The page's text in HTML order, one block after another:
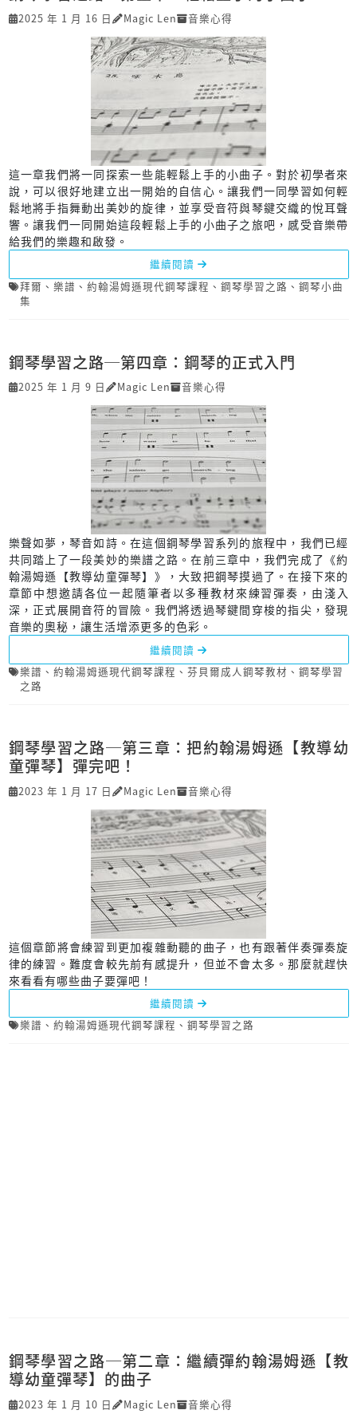
2025 年 1 月 16 日 Magic Len 音樂心得
這一章我們將一同探索一些能輕鬆上手的小曲子。對於初學者來
說，可以很好地建立出一開始的自信心。讓我們一同學習如何輕
鬆地將手指舞動出美妙的旋律，並享受音符與琴鍵交織的悅耳聲
響。讓我們一同開始這段輕鬆上手的小曲子之旅吧，感受音樂帶
給我們的樂趣和啟發。
繼續閱讀
拜爾 、 樂譜 、 約翰湯姆遜現代鋼琴課程 、 鋼琴學習之路 、 鋼琴小曲
集
鋼琴學習之路─第四章：鋼琴的正式入門
2025 年 1 月 9 日 Magic Len 音樂心得
樂聲如夢，琴音如詩。在這個鋼琴學習系列的旅程中，我們已經
共同踏上了一段美妙的樂譜之路。在前三章中，我們完成了《約
翰湯姆遜【教導幼童彈琴】》，大致把鋼琴摸過了。在接下來的
章節中想邀請各位一起隨筆者以多種教材來練習彈奏，由淺入
深，正式展開音符的冒險。我們將透過琴鍵間穿梭的指尖，發現
音樂的奧秘，讓生活增添更多的色彩。
繼續閱讀
樂譜 、 約翰湯姆遜現代鋼琴課程 、 芬貝爾成人鋼琴教材 、 鋼琴學習
之路
鋼琴學習之路─第三章：把約翰湯姆遜【教導幼
童彈琴】彈完吧！
2023 年 1 月 17 日 Magic Len 音樂心得
這個章節將會練習到更加複雜動聽的曲子，也有跟著伴奏彈奏旋
律的練習。難度會較先前有感提升，但並不會太多。那麼就趕快
來看看有哪些曲子要彈吧！
繼續閱讀
樂譜 、 約翰湯姆遜現代鋼琴課程 、 鋼琴學習之路
鋼琴學習之路─第二章：繼續彈約翰湯姆遜【教
導幼童彈琴】的曲子
2023 年 1 月 10 日 Magic Len 音樂心得